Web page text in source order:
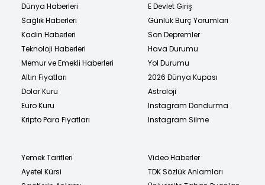
Dünya Haberleri
Sağlık Haberleri
Kadın Haberleri
Teknoloji Haberleri
Memur ve Emekli Haberleri
Altın Fiyatları
Dolar Kuru
Euro Kuru
Kripto Para Fiyatları
E Devlet Giriş
Günlük Burç Yorumları
Son Depremler
Hava Durumu
Yol Durumu
2026 Dünya Kupası
Astroloji
Instagram Dondurma
Instagram Silme
Yemek Tarifleri
Ayetel Kürsi
Video Haberler
TDK Sözlük Anlamları